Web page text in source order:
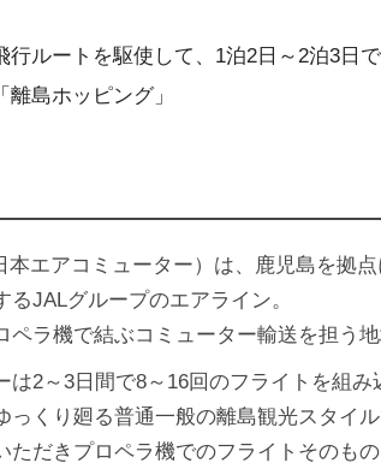
行ルートを駆使して、1泊2日～2泊3日
島ホッピング」
本エアコミューター）は、鹿児島を拠
るJALグループのエアライン。
ペラ機で結ぶコミューター輸送を担う地
は2～3日間で8～16回のフライトを組み
っくり廻る普通一般の離島観光スタイ
ただきプロペラ機でのフライトそのも